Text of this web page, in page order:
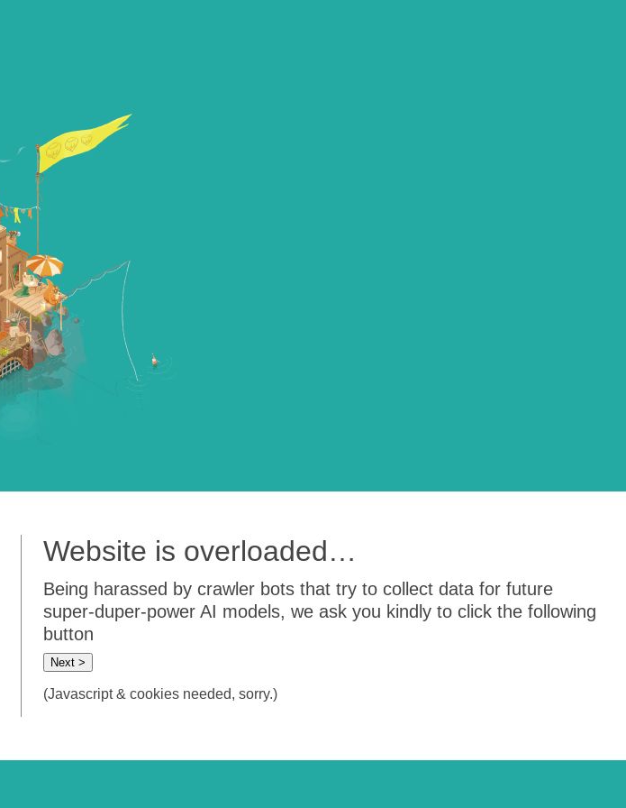
Website is overloaded…
Being harassed by crawler bots that try to collect data for future
super-duper-power AI models, we ask you kindly to click the following
button
Next >
(Javascript & cookies needed, sorry.)